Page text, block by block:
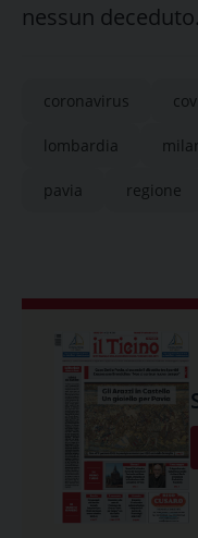
nessun deceduto.
coronavirus
lombardia
pavia regione